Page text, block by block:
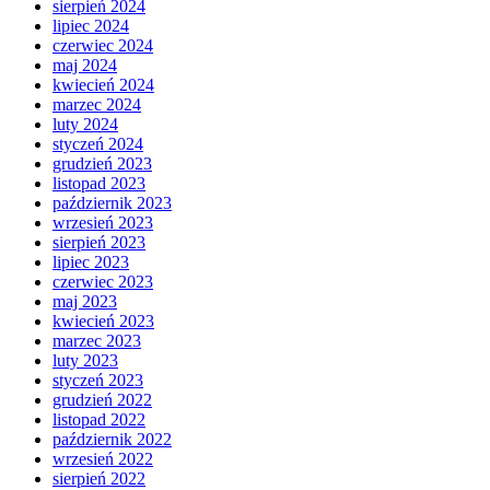
sierpień 2024
lipiec 2024
czerwiec 2024
maj 2024
kwiecień 2024
marzec 2024
luty 2024
styczeń 2024
grudzień 2023
listopad 2023
październik 2023
wrzesień 2023
sierpień 2023
lipiec 2023
czerwiec 2023
maj 2023
kwiecień 2023
marzec 2023
luty 2023
styczeń 2023
grudzień 2022
listopad 2022
październik 2022
wrzesień 2022
sierpień 2022